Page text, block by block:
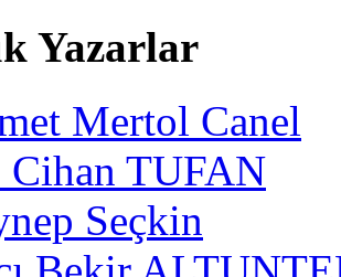
Yazarlar
Mertol Canel
Cihan TUFAN
Seçkin